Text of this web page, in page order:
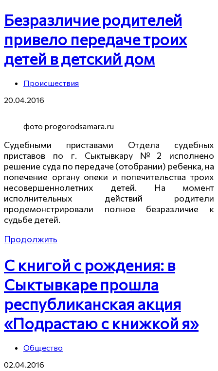
Безразличие родителей
привело передаче троих
детей в детский дом
Происшествия
20.04.2016
фото progorodsamara.ru
Судебными приставами Отдела судебных
приставов по г. Сыктывкару №2 исполнено
решение суда по передаче (отобрании) ребенка, на
попечение органу опеки и попечительства троих
несовершеннолетних детей. На момент
исполнительных действий родители
продемонстрировали полное безразличие к
судьбе детей.
Продолжить
С книгой с рождения: в
Сыктывкаре прошла
республиканская акция
«Подрастаю с книжкой я»
Общество
02.04.2016